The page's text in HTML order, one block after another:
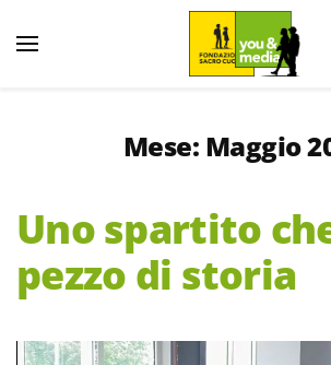
Mese: Maggio
Uno spartito
pezzo di storia